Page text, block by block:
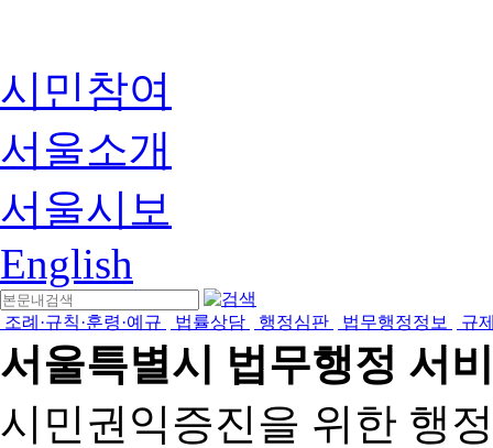
시민참여
서울소개
서울시보
English
조례·규칙·훈령·예규 법률상담 행정심판 법무행정정보 규
서울특별시 법무행정 서
시민권익증진을 위한 행